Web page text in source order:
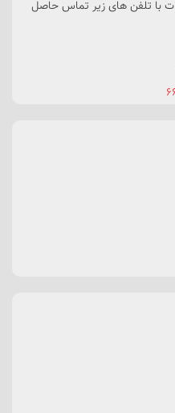
با تلفن های زیر تماس حاصل